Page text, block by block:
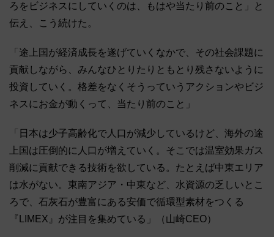
ろをビジネスにしていくのは、もはや当たり前のこと」と
伝え、こう続けた。
「途上国が経済成長を遂げていくなかで、その社会課題に
貢献しながら、みんなひとりたりともとり残さないように
投資していく。格差をなくそうっていうアクションやビジ
ネスにお金が動くって、当たり前のこと」
「日本は少子高齢化で人口が減少しているけど、海外の途
上国は圧倒的に人口が増えていく。そこでは温室効果ガス
削減に貢献できる技術を欲している。たとえば中東エリア
は水がない。東南アジア・中東など、水資源の乏しいとこ
ろで、石灰石が豊富にある安価で循環型素材をつくる
『LIMEX』が注目を集めている」（山崎CEO）